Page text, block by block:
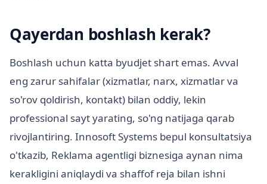
Qayerdan boshlash kerak?
Boshlash uchun katta byudjet shart emas. Avval
eng zarur sahifalar (xizmatlar, narx, xizmatlar va
so'rov qoldirish, kontakt) bilan oddiy, lekin
professional sayt yarating, so'ng natijaga qarab
rivojlantiring. Innosoft Systems bepul konsultatsiya
o'tkazib, Reklama agentligi biznesiga aynan nima
kerakligini aniqlaydi va shaffof reja bilan ishni